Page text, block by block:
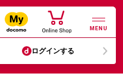
MENU
ログインする